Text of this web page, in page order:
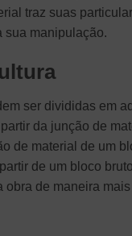
traz suas
sua manipulação.
ser divididas em
da junção de
de material de um
de um bloco
obra de maneira